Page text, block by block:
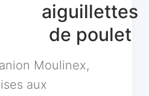
aiguillettes
de poulet
Moulinex,
aux